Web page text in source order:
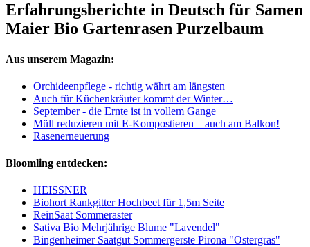
Erfahrungsberichte in Deutsch für Samen
Maier Bio Gartenrasen Purzelbaum
Aus unserem Magazin:
Orchideenpflege - richtig währt am längsten
Auch für Küchenkräuter kommt der Winter…
September - die Ernte ist in vollem Gange
Müll reduzieren mit E-Kompostieren – auch am Balkon!
Rasenerneuerung
Bloomling entdecken:
HEISSNER
Biohort Rankgitter Hochbeet für 1,5m Seite
ReinSaat Sommeraster
Sativa Bio Mehrjährige Blume "Lavendel"
Bingenheimer Saatgut Sommergerste Pirona "Ostergras"